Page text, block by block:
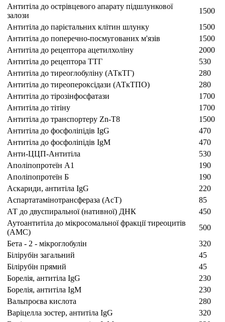
Антитіла до острівцевого апарату підшлункової
залози
1500
Антитіла до парієтальних клітин шлунку
1500
Антитіла до поперечно-посмугованих м'язів
1500
Антитіла до рецептора ацетилхоліну
2000
Антитіла до рецептора ТТГ
530
Антитіла до тиреоглобуліну (АТкТГ)
280
Антитіла до тиреопероксідази (АТкТПО)
280
Антитіла до тірозінфосфатази
1700
Антитіла до тітіну
1700
Антитіла до транспортеру Zn-T8
1500
Антитіла до фосфоліпідів IgG
470
Антитіла до фосфоліпідів IgM
470
Анти-ЦЦП-Антитіла
530
Аполіпопротеїн А1
190
Аполіпопротеїн Б
190
Аскариди, антитіла IgG
220
Аспартатамінотрансфераза (АсТ)
85
АТ до двуспиральної (нативної) ДНК
450
Аутоантитіла до мікросомальної фракції тиреоцитів
(АМС)
500
Бета - 2 - мікроглобулін
320
Білірубін загальний
45
Білірубін прямий
45
Борелія, антитіла IgG
230
Борелія, антитіла IgM
230
Вальпроєва кислота
280
Варіцелла зостер, антитіла IgG
320